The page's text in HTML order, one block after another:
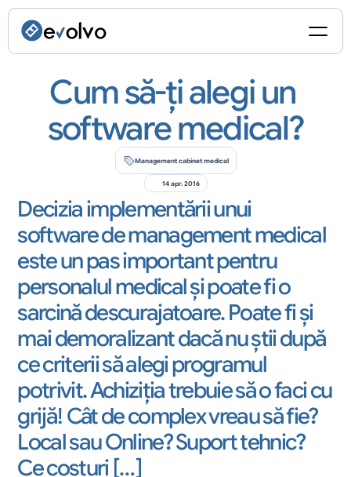
Cum să-ți alegi un
software medical?
Management cabinet medical
14 apr. 2016
Decizia implementării unui
software de management medical
este un pas important pentru
personalul medical și poate fi o
sarcină descurajatoare. Poate fi și
mai demoralizant dacă nu știi după
ce criterii să alegi programul
potrivit. Achiziția trebuie să o faci cu
grijă! Cât de complex vreau să fie?
Local sau Online? Suport tehnic?
Ce costuri […]